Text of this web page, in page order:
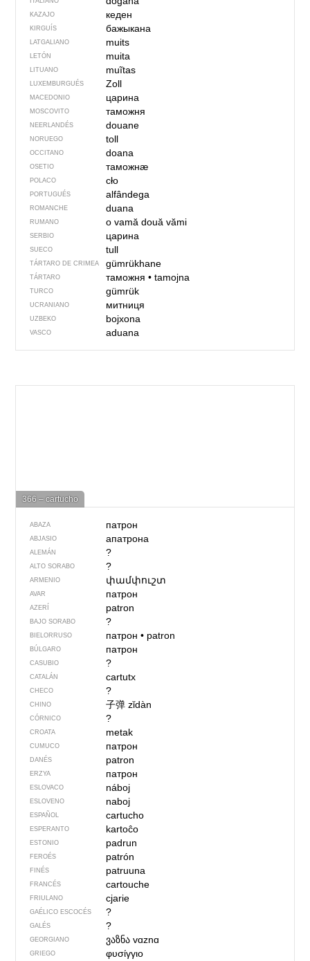
KAZAJO кеден
KIRGUÍS бажыкана
LATGALIANO muits
LETÓN muita
LITUANO muĩtas
LUXEMBURGUÉS Zoll
MACEDONIO царина
MOSCOVITO таможня
NEERLANDÉS douane
NORUEGO toll
OCCITANO doana
OSETIO таможнӕ
POLACO cło
PORTUGUÉS alfândega
ROMANCHE duana
RUMANO o vamădouă vămi
SERBIO царина
SUECO tull
TÁRTARO DE CRIMEA gümrükhane
TÁRTARO таможня• tamojna
TURCO gümrük
UCRANIANO митниця
UZBEKO bojxona
VASCO aduana
366 – cartucho
ABAZA патрон
ABJASIO апатрона
ALEMÁN ?
ALTO SORABO ?
ARMENIO փամփուշտ
AVAR патрон
AZERÍ patron
BAJO SORABO ?
BIELORRUSO патрон• patron
BÚLGARO патрон
CASUBIO ?
CATALÁN cartutx
CHECO ?
CHINO 子弹zǐdàn
CÓRNICO ?
CROATA metak
CUMUCO патрон
DANÉS patron
ERZYA патрон
ESLOVACO náboj
ESLOVENO naboj
ESPAÑOL cartucho
ESPERANTO kartoĉo
ESTONIO padrun
FEROÉS patrón
FINÉS patruuna
FRANCÉS cartouche
FRIULANO cjarie
GAÉLICO ESCOCÉS ?
GALÉS ?
GEORGIANO ვაზნაvɑznɑ
GRIEGO φυσίγγιο